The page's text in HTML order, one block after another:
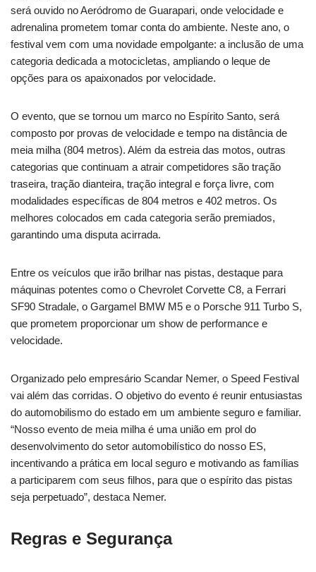
será ouvido no Aeródromo de Guarapari, onde velocidade e
adrenalina prometem tomar conta do ambiente. Neste ano, o
festival vem com uma novidade empolgante: a inclusão de uma
categoria dedicada a motocicletas, ampliando o leque de
opções para os apaixonados por velocidade.
O evento, que se tornou um marco no Espírito Santo, será
composto por provas de velocidade e tempo na distância de
meia milha (804 metros). Além da estreia das motos, outras
categorias que continuam a atrair competidores são tração
traseira, tração dianteira, tração integral e força livre, com
modalidades específicas de 804 metros e 402 metros. Os
melhores colocados em cada categoria serão premiados,
garantindo uma disputa acirrada.
Entre os veículos que irão brilhar nas pistas, destaque para
máquinas potentes como o Chevrolet Corvette C8, a Ferrari
SF90 Stradale, o Gargamel BMW M5 e o Porsche 911 Turbo S,
que prometem proporcionar um show de performance e
velocidade.
Organizado pelo empresário Scandar Nemer, o Speed Festival
vai além das corridas. O objetivo do evento é reunir entusiastas
do automobilismo do estado em um ambiente seguro e familiar.
“Nosso evento de meia milha é uma união em prol do
desenvolvimento do setor automobilístico do nosso ES,
incentivando a prática em local seguro e motivando as famílias
a participarem com seus filhos, para que o espírito das pistas
seja perpetuado”, destaca Nemer.
Regras e Segurança